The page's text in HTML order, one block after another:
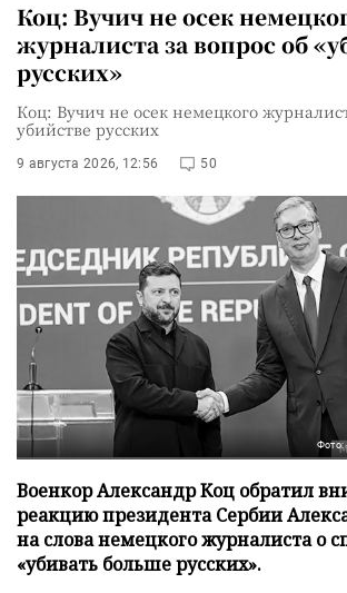
Коц: Вучич не осек
журналиста за вопрос об
русских»
Коц: Вучич не осек немецкого
убийстве русских
9 августа 2026, 12:56 50
Фото:
Военкор Александр Коц обратил
реакцию президента Сербии
на слова немецкого журналиста о
«убивать больше русских».